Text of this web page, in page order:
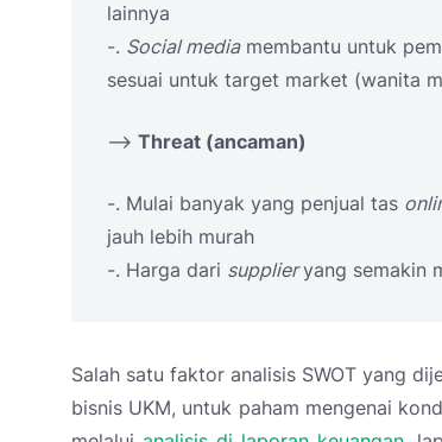
lainnya
-. Social mediamembantu untuk
sesuai untuk target market (wanita
–> Threat (ancaman)
-. Mulai banyak yang penjual tas
jauh lebih murah
-. Harga dari supplieryang semakin
Salah satu faktor analisis SWOT yang
bisnis UKM, untuk paham mengenai